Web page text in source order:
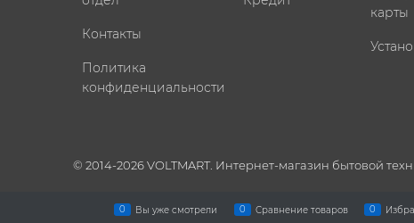
Контакты
Политика
конфиденциальности
карты
© 2014-2026 VOLTMART. Интернет-магазин бытовой
0 Вы уже смотрели 0 Сравнение товаров 0